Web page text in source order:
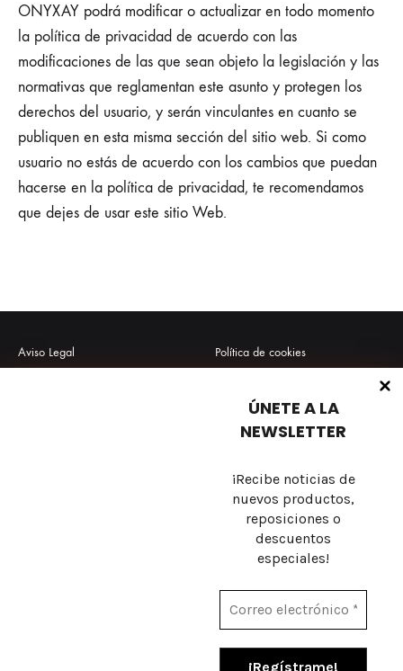
ONYXAY podrá modificar o actualizar en todo momento
la política de privacidad de acuerdo con las
modificaciones de las que sean objeto la legislación y las
normativas que reglamentan este asunto y protegen los
derechos del usuario, y serán vinculantes en cuanto se
publiquen en esta misma sección del sitio web. Si como
usuario no estás de acuerdo con los cambios que puedan
hacerse en la política de privacidad, te recomendamos
que dejes de usar este sitio Web.
ÚNETE A LA
NEWSLETTER
¡Recibe noticias de
nuevos productos,
reposiciones o
descuentos
especiales!
Aviso Legal Política de cookies
Preguntas frecuentes